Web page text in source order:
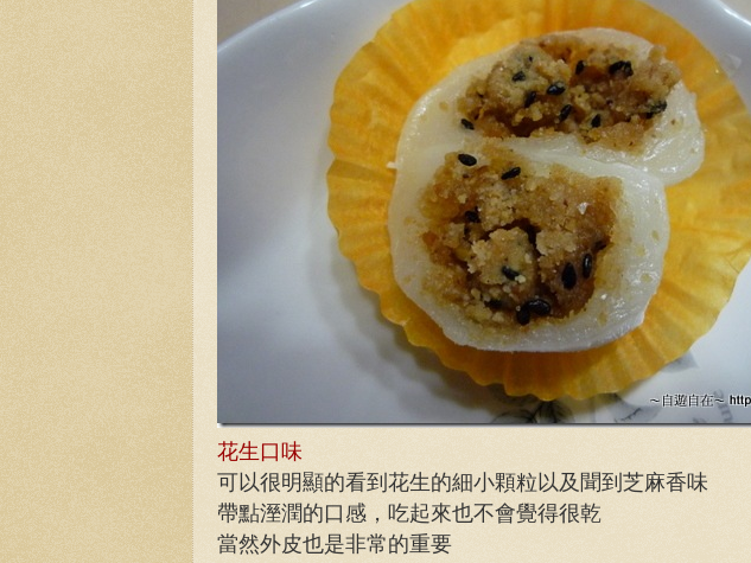
花生口味
可以很明顯的看到花生的細小顆粒以及聞到芝麻香味
帶點溼潤的口感，吃起來也不會覺得很乾
當然外皮也是非常的重要